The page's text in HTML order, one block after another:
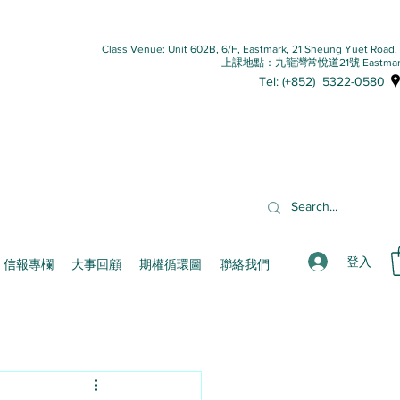
Class Venue: Unit 602B, 6/F, Eastmark, 21 Sheung Yuet
上課地點：九龍灣常悅道21號
Tel: (+852) 5322-0580
信報專欄 大事回顧 期權循環圖 聯絡我們 登入